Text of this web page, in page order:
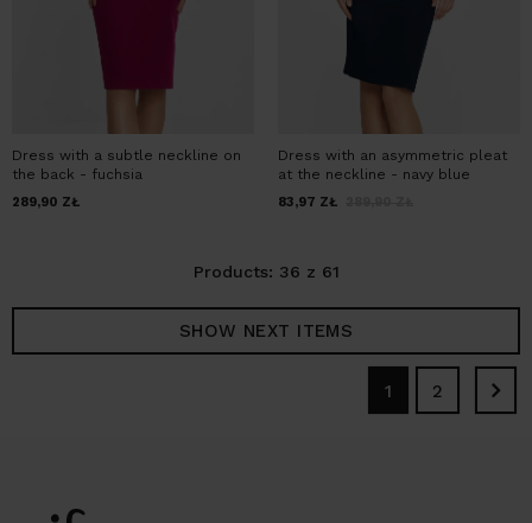
Dress with a subtle neckline on
the back - fuchsia
289,90 ZŁ
Dress with an asymmetric pleat
at the neckline - navy blue
83,97 ZŁ
Products: 36 z 61
SHOW NEXT ITEMS
1 2